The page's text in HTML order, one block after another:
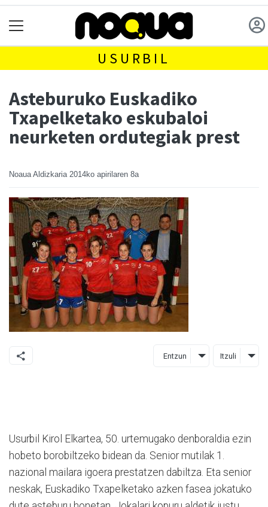
USURBIL
Asteburuko Euskadiko
Txapelketako eskubaloi
neurketen ordutegiak prest
Noaua Aldizkaria 2014ko apirilaren 8a
Entzun Itzuli
Usurbil Kirol Elkartea, 50. urtemugako denboraldia ezin
hobeto borobiltzeko bidean da. Senior mutilak 1.
nazional mailara igoera prestatzen dabiltza. Eta senior
neskak, Euskadiko Txapelketako azken fasea jokatuko